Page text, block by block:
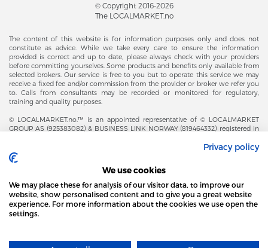
© Copyright 2016-2026
The LOCALMARKET.no
The content of this website is for information purposes only and does not
constitute as advice. While we take every care to ensure the information
provided is correct and up to date, please always check with your providers
before committing yourselves. Some products and benefits only available from
selected brokers. Our service is free to you but to operate this service we may
receive a fixed fee and/or commission from the provider or broker we refer you
to. Calls from consultants may be recorded or monitored for regulatory,
training and quality purposes.
© LOCALMARKET.no.™ is an appointed representative of © LOCALMARKET
GROUP AS (925383082) & BUSINESS LINK NORWAY (819464332) registered in
Brønnøysundregistrene. Financial & Insurance Services and Markets Authority,
and subject to limited regulation by the Financial Conduct Authority. Head
Office Adresse: Karenslyst Alle 4, 0278 Oslo – Skøyen. Post Adresse: Postboks
358, 0213 Oslo, Norway. Email Contact: post@localmarket.no. Office Contact: +
47 23 89 88 63 © Copyright 2016-2026 The LOCALMARKET GROUP ™.
DODATKOWO OD ZESPOŁU LOCALMARKET |
STRONA LOCAL MARKET WYKORZYSTUJE PLIKI
Privacy policy
We use cookies
We may place these for analysis of our visitor data, to improve our
website, show personalised content and to give you a great website
experience. For more information about the cookies we use open the
settings.